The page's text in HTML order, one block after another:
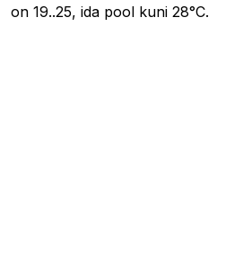
on 19..25, ida pool kuni 28°C.